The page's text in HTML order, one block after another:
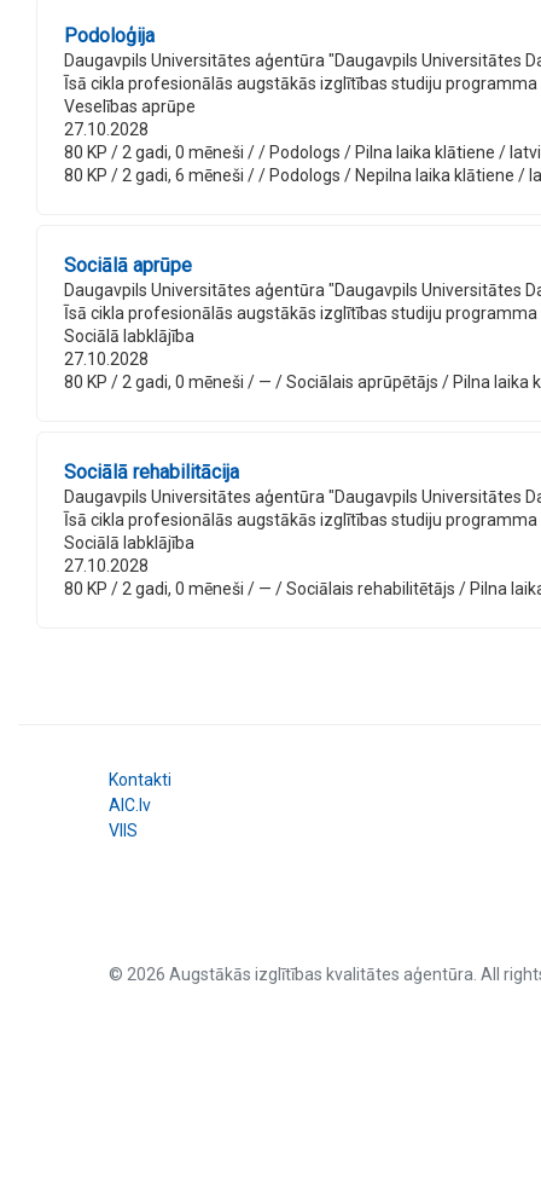
Podoloģija
Daugavpils Universitātes aģentūra "Daugavpils Universitātes
Īsā cikla profesionālās augstākās izglītības studiju programma
Veselības aprūpe
27.10.2028
80 KP / 2 gadi, 0 mēneši / / Podologs / Pilna laika klātiene /
80 KP / 2 gadi, 6 mēneši / / Podologs / Nepilna laika klātiene /
Sociālā aprūpe
Daugavpils Universitātes aģentūra "Daugavpils Universitātes
Īsā cikla profesionālās augstākās izglītības studiju programma
Sociālā labklājība
27.10.2028
80 KP / 2 gadi, 0 mēneši / — / Sociālais aprūpētājs / Pilna laika
Sociālā rehabilitācija
Daugavpils Universitātes aģentūra "Daugavpils Universitātes
Īsā cikla profesionālās augstākās izglītības studiju programma
Sociālā labklājība
27.10.2028
80 KP / 2 gadi, 0 mēneši / — / Sociālais rehabilitētājs / Pilna
Kontakti
AIC.lv
VIIS
© 2026 Augstākās izglītības kvalitātes aģentūra. All